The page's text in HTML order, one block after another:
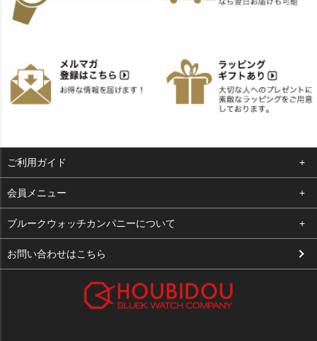
ご利用ガイド
よくある質問
支払い・送料
お客様の声
会員メニュー
ログイン
お気に入り
ブルークウォッチカンパニーについて
会社概要
お問い合わせはこちら